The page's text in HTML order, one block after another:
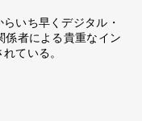
いち早くデジタル・
係者による貴重なイン
ている。